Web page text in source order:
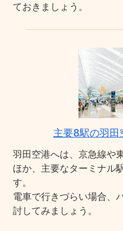
ておきましょう。
主要8駅の羽田
羽田空港へは、京急線や
ほか、主要なターミナル
す。
電車で行きづらい場合、
討してみましょう。